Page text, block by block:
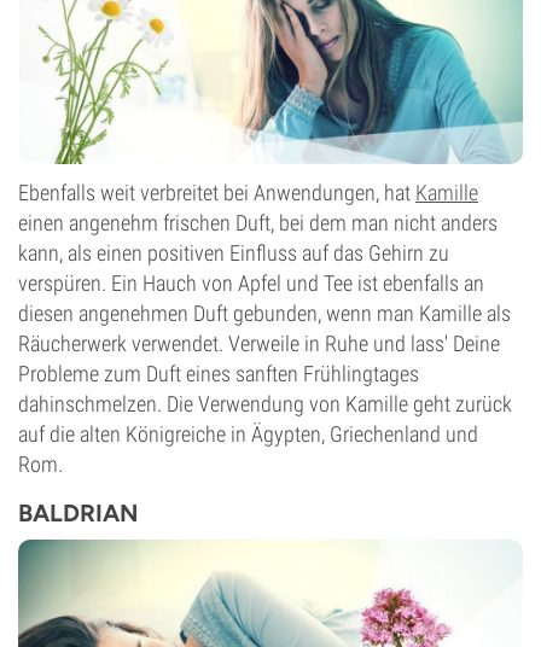
Ebenfalls weit verbreitet bei Anwendungen, hat Kamille
einen angenehm frischen Duft, bei dem man nicht anders
kann, als einen positiven Einfluss auf das Gehirn zu
verspüren. Ein Hauch von Apfel und Tee ist ebenfalls an
diesen angenehmen Duft gebunden, wenn man Kamille als
Räucherwerk verwendet. Verweile in Ruhe und lass' Deine
Probleme zum Duft eines sanften Frühlingtages
dahinschmelzen. Die Verwendung von Kamille geht zurück
auf die alten Königreiche in Ägypten, Griechenland und
Rom.
BALDRIAN